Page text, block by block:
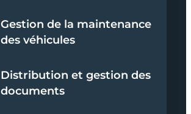
Gestion de la maintenance
des véhicules
Distribution et gestion des
documents